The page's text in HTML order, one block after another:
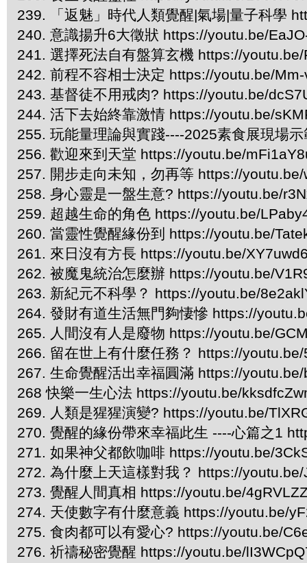
239. 「返魅」時代人類覺醒|氣場|量子科學
240. 意識揚升6大徵狀 https://youtu.be/
241. 選擇死法自有盤算玄機 https://
242. 前程不容相士決定 https://youtu.be/
243. 基督徒不用戒肉? https://youtu.be/
244. 活下去始終靠激情 https://youtu.be/
255. 玩能量理論與實踐----2025素食展現場
256. 歡迎來到天堂 https://youtu.be/
257. 開步走向未知，勿再等 https://
258. 身心靈是一盤生意? https://youtu.be/
259. 超越生命的角色 https://youtu.be/
260. 當靈性覺醒緣份到 https://youtu.be/
261. 來日沒有方長 https://youtu.be/
262. 被魔鬼統治怎麼辦 https://youtu.be/
263. 新紀元不科學？ https://youtu.be/
264. 發財有道生活無門夠悽慘 https://
265. 人間沒有人是廢物 https://youtu.be/
266. 留在世上有什麼任務？ https://
267. 生命覺醒活出幸福圓滿 https://
268 快樂一生心法 https://youtu.be/
269. 人類是猩猩演變? https://youtu.be/
270. 覺醒的緣份帶來幸福此生 ----心篇之1
271. 如果神父都飲咖啡 https://youtu.be/
272. 為什麼上天這樣對我？ https://
273. 覺醒人間真相 https://youtu.be/
274. 天使數字有什麼意義 https://youtu.be/
275. 食肉都可以有愛心? https://youtu.be/
276. 祈禱秘密覺醒 https://youtu.be/